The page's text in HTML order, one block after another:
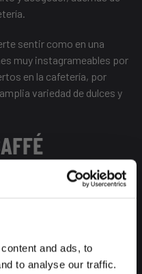
and ads, to
to analyse our traffic.
sentir como en una
muy instagrameables por
en la cafetería, por
variedad de dulces y
verdaderos cafeteros
de un solo sorbo al mejor